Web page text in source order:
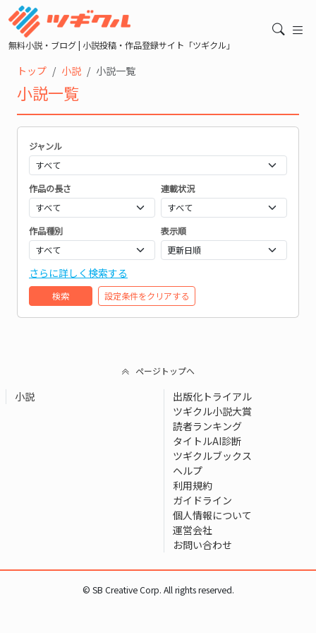
無料小説・ブログ | 小説投稿・作品登録サイト「ツギクル」
トップ 小説 小説一覧
小説一覧
ジャンル
作品の長さ 連載状況
作品種別 表示順
さらに詳しく検索する
検索 設定条件をクリアする
ページトップへ
小説
出版化トライアル
ツギクル小説大賞
読者ランキング
タイトルAI診断
ツギクルブックス
ヘルプ
利用規約
ガイドライン
個人情報について
運営会社
お問い合わせ
© SB Creative Corp. All rights reserved.